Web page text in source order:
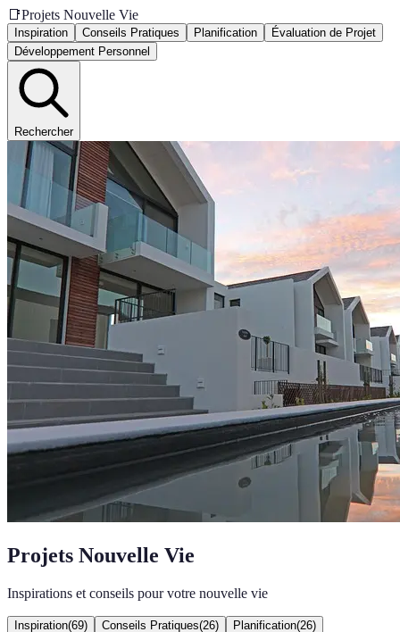
📑Projets Nouvelle Vie
Inspiration Conseils Pratiques Planification
Évaluation de Projet
Développement Personnel
Rechercher
Projets Nouvelle Vie
Inspirations et conseils pour votre nouvelle vie
Inspiration(69) Conseils Pratiques(26) Planification(26)